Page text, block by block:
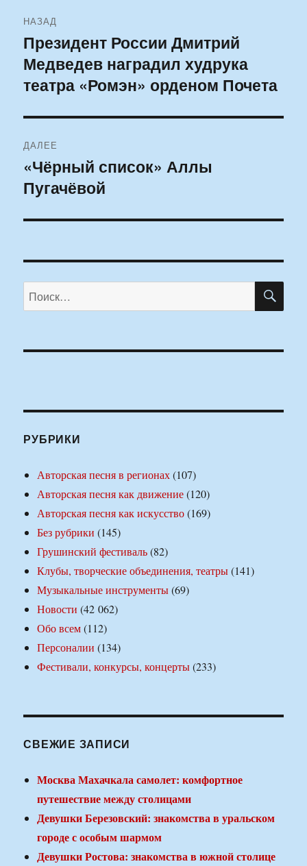
по
записям
НАЗАД
Предыдущая
запись:
Президент России Дмитрий
Медведев наградил худрука
театра «Ромэн» орденом Почета
ДАЛЕЕ
Следующая
запись:
«Чёрный список» Аллы
Пугачёвой
Искать:
РУБРИКИ
Авторская песня в регионах(107)
Авторская песня как движение(120)
Авторская песня как искусство(169)
Без рубрики (145)
Грушинский фестиваль(82)
Клубы, творческие объединения, театры(141)
Музыкальные инструменты(69)
Новости (42 062)
Обо всем(112)
Персоналии (134)
Фестивали, конкурсы, концерты(233)
СВЕЖИЕ ЗАПИСИ
Москва Махачкала самолет: комфортное
путешествие между столицами
Девушки Березовский: знакомства в уральском
городе с особым шармом
Девушки Ростова: знакомства в южной столице